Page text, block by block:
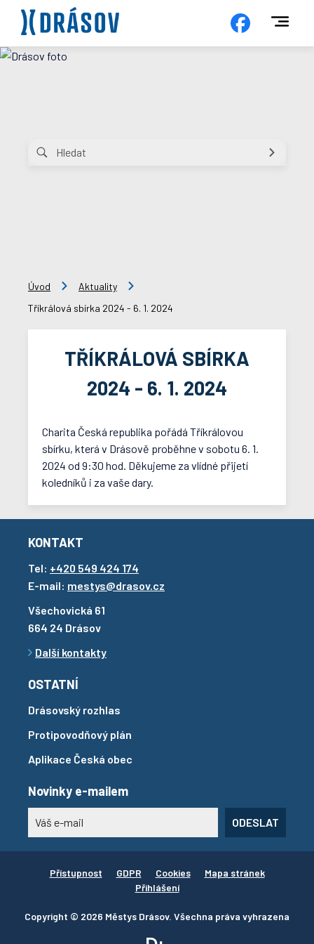
Úvod
Aktuality
Tříkrálová sbírka 2024 - 6. 1. 2024
TŘÍKRÁLOVÁ SBÍRKA
2024 - 6. 1. 2024
Charita Česká republika pořádá Tříkrálovou
sbírku, která v Drásově proběhne v sobotu 6. 1.
2024 od 9:30 hod. Děkujeme za vlídné přijetí
koledníků i za vaše dary.
KONTAKT
Tel: +420 549 424 174
E-mail: mestys@drasov.cz
Všechovická 61
664 24 Drásov
Další kontakty
OSTATNÍ
Drásovský rozhlas
Protipovodňový plán
Aplikace Česká obec
Novinky e-mailem
ODESLAT
Copyright © 2026 Městys Drásov. Všechna práva vyhrazena
Přístupnost GDPR Cookies
Mapa stránek
Přihlášení